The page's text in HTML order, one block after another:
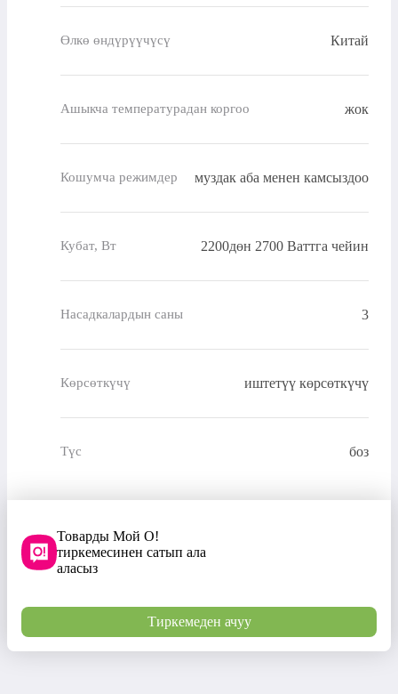
Өлкө өндүрүүчүсү Китай
Ашыкча температурадан коргоо жок
Кошумча режимдер муздак аба менен камсыздоо
Кубат, Вт 2200дөн 2700 Ваттга чейин
Насадкалардын саны 3
Көрсөткүчү иштетүү көрсөткүчү
Түс боз
Товарды Мой О!
тиркемесинен сатып ала
аласыз
Тиркемеден ачуу